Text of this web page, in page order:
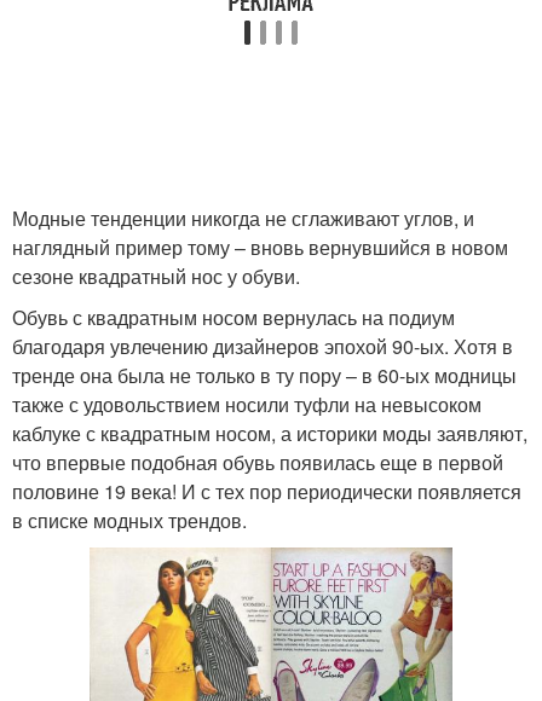
Модные тенденции никогда не сглаживают углов, и
наглядный пример тому – вновь вернувшийся в новом
сезоне квадратный нос у обуви.
Обувь с квадратным носом вернулась на подиум
благодаря увлечению дизайнеров эпохой 90-ых. Хотя в
тренде она была не только в ту пору – в 60-ых модницы
также с удовольствием носили туфли на невысоком
каблуке с квадратным носом, а историки моды заявляют,
что впервые подобная обувь появилась еще в первой
половине 19 века! И с тех пор периодически появляется
в списке модных трендов.